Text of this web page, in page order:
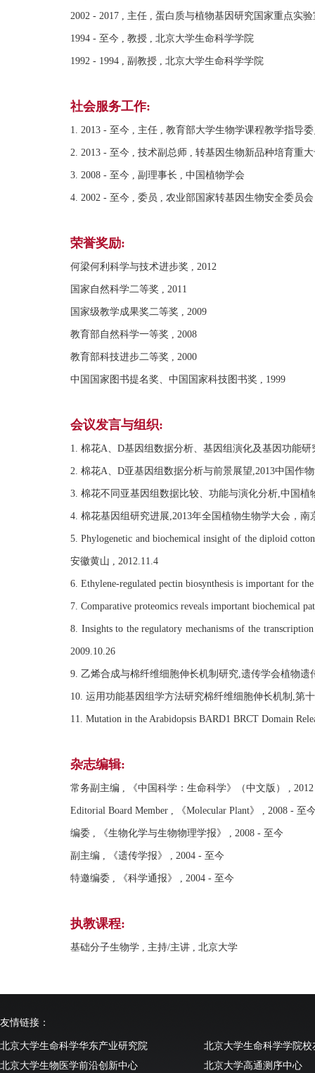
2002 - 2017 , 主任 , 蛋白质与植物基因研究国家重点实验
1994 - 至今 , 教授 , 北京大学生命科学学院
1992 - 1994 , 副教授 , 北京大学生命科学学院
社会服务工作:
1. 2013 - 至今 , 主任 , 教育部大学生物学课程教学指导
2. 2013 - 至今 , 技术副总师 , 转基因生物新品种培育重
3. 2008 - 至今 , 副理事长 , 中国植物学会
4. 2002 - 至今 , 委员 , 农业部国家转基因生物安全委员会
荣誉奖励:
何梁何利科学与技术进步奖 , 2012
国家自然科学二等奖 , 2011
国家级教学成果奖二等奖 , 2009
教育部自然科学一等奖 , 2008
教育部科技进步二等奖 , 2000
中国国家图书提名奖、中国国家科技图书奖 , 1999
会议发言与组织:
1. 棉花A、D基因组数据分析、基因组演化及基因功能
2. 棉花A、D亚基因组数据分析与前景展望,2013中国作
3. 棉花不同亚基因组数据比较、功能与演化分析,中国
4. 棉花基因组研究进展,2013年全国植物生物学大会，南
5. Phylogenetic and biochemical insight of the diploid
安徽黄山 , 2012.11.4
6. Ethylene-regulated pectin biosynthesis is important for
7. Comparative proteomics reveals important biochemical
8. Insights to the regulatory mechanisms of the
2009.10.26
9. 乙烯合成与棉纤维细胞伸长机制研究,遗传学会植物
10. 运用功能基因组学方法研究棉纤维细胞伸长机制,第
11. Mutation in the Arabidopsis BARD1 BRCT Domain
杂志编辑:
常务副主编 , 《中国科学：生命科学》（中文版） ,
Editorial Board Member , 《Molecular Plant》 , 2008 - 至
编委 , 《生物化学与生物物理学报》 , 2008 - 至今
副主编 , 《遗传学报》 , 2004 - 至今
特邀编委 , 《科学通报》 , 2004 - 至今
执教课程:
基础分子生物学 , 主持/主讲 , 北京大学
友情链接：
北京大学生命科学华东产业研究院
北京大学生命科学学院校
北京大学生物医学前沿创新中心
北京大学高通测序中心